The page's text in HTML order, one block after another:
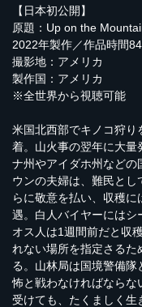
【日本初公開】
原題：Up on the
2022年製作／作品時間
撮影地：アメリカ
製作国：アメリカ
※全世界から視聴可能
米国北西部でキノコ狩
着。山火事の翌年に大量
ナ州やアイダホ州などの
ウンの夫婦は、難民と
らに敬意を払い、収穫
遇。白人バイヤーにはシ
オス人は1週間前だと収
れない場所を指定さるた
る。山林局は国境警備
怖と戦わなければならな
受けても、たくましく生